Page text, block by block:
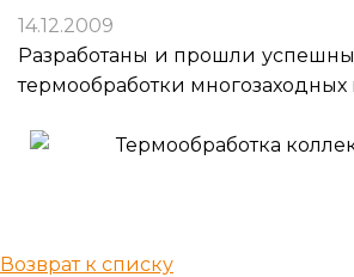
14.12.2009
Разработаны и прошли
термообработки многозаходных
Возврат к списку